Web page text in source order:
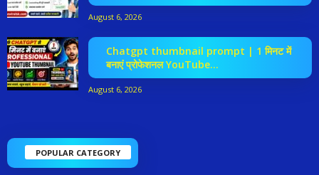
August 6, 2026
Chatgpt thumbnail prompt | 1 मिनट में
बनाएं प्रोफेशनल YouTube...
August 6, 2026
POPULAR CATEGORY